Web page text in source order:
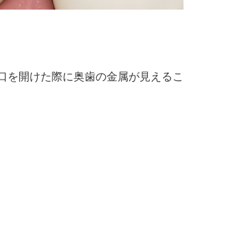
開けた際に奥歯の金属が見えるこ